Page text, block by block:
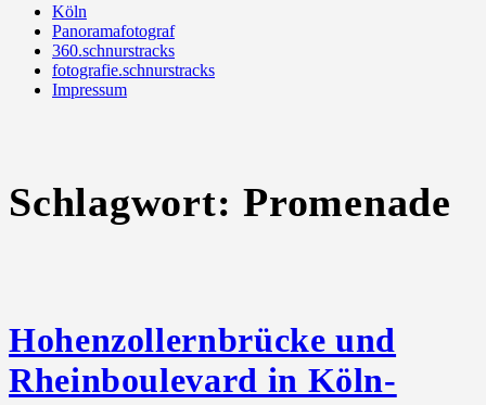
Köln
Panoramafotograf
360.schnurstracks
fotografie.schnurstracks
Impressum
Schlagwort:Promenade
Hohenzollernbrücke und
Rheinboulevard in Köln-